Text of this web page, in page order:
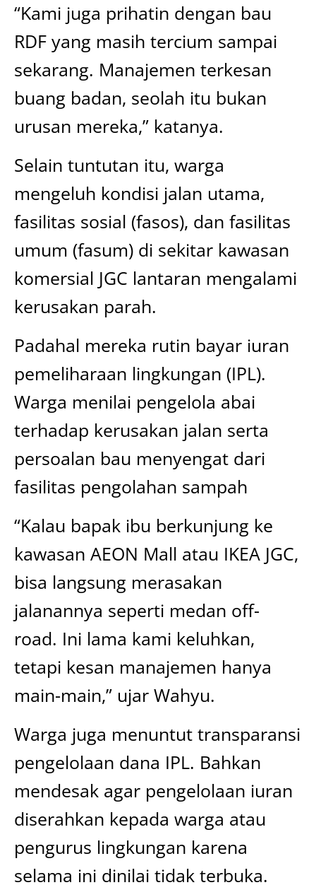
“Kami juga prihatin dengan bau
RDF yang masih tercium sampai
sekarang. Manajemen terkesan
buang badan, seolah itu bukan
urusan mereka,” katanya.
Selain tuntutan itu, warga
mengeluh kondisi jalan utama,
fasilitas sosial (fasos), dan fasilitas
umum (fasum) di sekitar kawasan
komersial JGC lantaran mengalami
kerusakan parah.
Padahal mereka rutin bayar iuran
pemeliharaan lingkungan (IPL).
Warga menilai pengelola abai
terhadap kerusakan jalan serta
persoalan bau menyengat dari
fasilitas pengolahan sampah
“Kalau bapak ibu berkunjung ke
kawasan AEON Mall atau IKEA JGC,
bisa langsung merasakan
jalanannya seperti medan off-
road. Ini lama kami keluhkan,
tetapi kesan manajemen hanya
main-main,” ujar Wahyu.
Warga juga menuntut transparansi
pengelolaan dana IPL. Bahkan
mendesak agar pengelolaan iuran
diserahkan kepada warga atau
pengurus lingkungan karena
selama ini dinilai tidak terbuka.